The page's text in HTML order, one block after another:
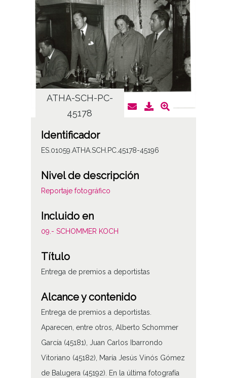
ATHA-SCH-PC-
45178
Identificador
ES.01059.ATHA.SCH.PC.45178-45196
Nivel de descripción
Reportaje fotográfico
Incluido en
09.- SCHOMMER KOCH
Título
Entrega de premios a deportistas
Alcance y contenido
Entrega de premios a deportistas.
Aparecen, entre otros, Alberto Schommer
García (45181), Juan Carlos Ibarrondo
Vitoriano (45182), María Jesús Vinós Gómez
de Balugera (45192). En la última fotografía